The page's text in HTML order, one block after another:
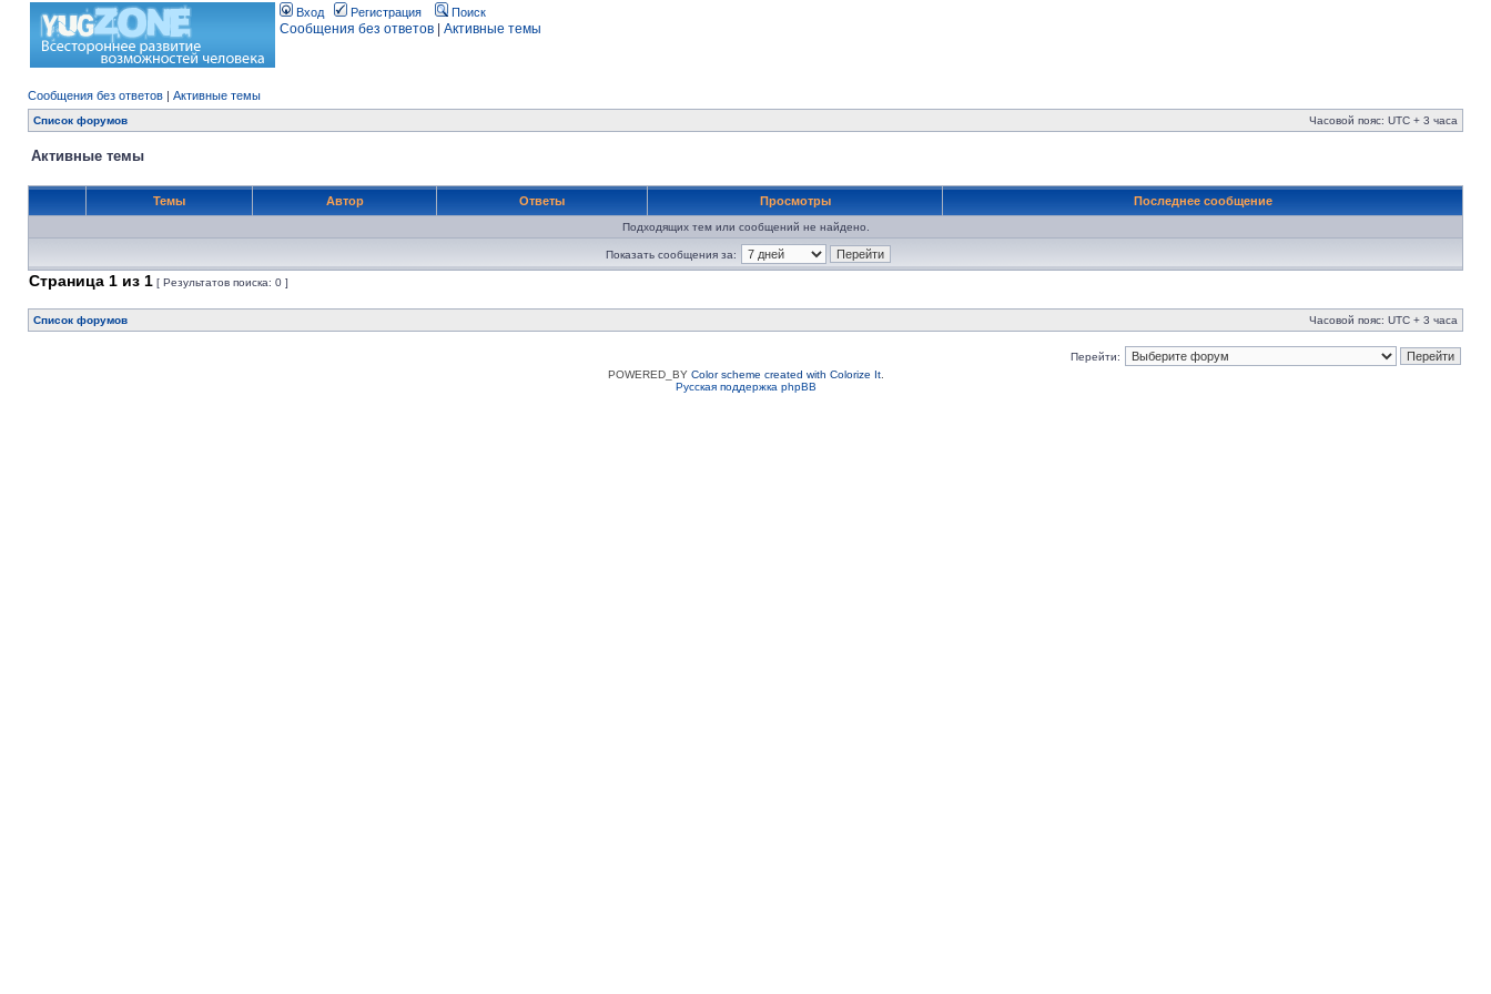
Вход Регистрация Поиск
Сообщения без ответов Активные темы
Сообщения без ответов | Активные темы
Список форумов Часовой пояс: UTC + 3 часа
Активные темы
Темы Автор Ответы Просмотры Последнее сообщение
Подходящих тем или сообщений не найдено.
Показать сообщения за:
Страница 1 из 1 [ Результатов поиска: 0 ]
Список форумов Часовой пояс: UTC + 3 часа
Перейти:
POWERED_BY Color scheme created with Colorize It.
Русская поддержка phpBB